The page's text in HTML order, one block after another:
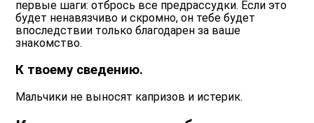
первые шаги: отбрось все предрассудки. Если это
будет ненавязчиво и скромно, он тебе будет
впоследствии только благодарен за ваше
знакомство.
К твоему сведению.
Мальчики не выносят капризов и истерик.